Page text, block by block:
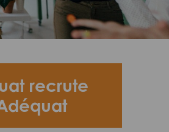
recrute